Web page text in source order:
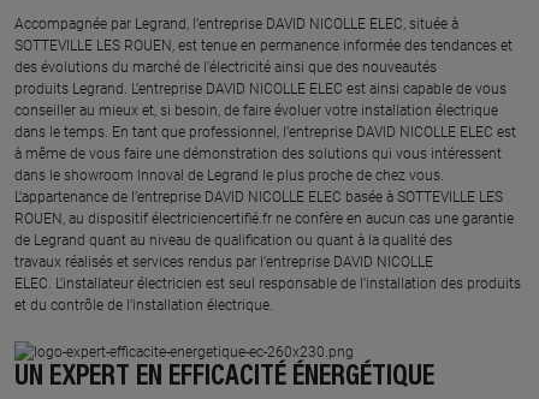
​Accompagnée par Legrand, l’entreprise DAVID NICOLLE ELEC, située à
SOTTEVILLE LES ROUEN, est tenue en permanence informée des tendances et
des évolutions du marché de l'électricité ainsi que des nouveautés
produits Legrand. L’entreprise DAVID NICOLLE ELEC est ainsi capable de vous
conseiller au mieux et, si besoin, de faire évoluer votre installation électrique
dans le temps. En tant que professionnel, l’entreprise DAVID NICOLLE ELEC est
à même de vous faire une démonstration des solutions qui vous intéressent
dans le showroom Innoval de Legrand le plus proche de chez vous.​
L’appartenance de l’entreprise DAVID NICOLLE ELEC basée à SOTTEVILLE LES
ROUEN, au dispositif électriciencertifié.fr ne confère en aucun cas une garantie
de Legrand quant au niveau de qualification ou quant à la qualité des
travaux réalisés et services rendus par l’entreprise DAVID NICOLLE
ELEC. L’installateur électricien est seul responsable de l’installation des produits
et du contrôle de l’installation électrique.
UN EXPERT EN EFFICACITÉ ÉNERGÉTIQUE